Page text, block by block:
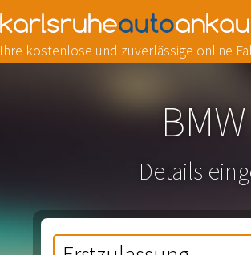
Ihre kostenlose und zuverlässige online
Details